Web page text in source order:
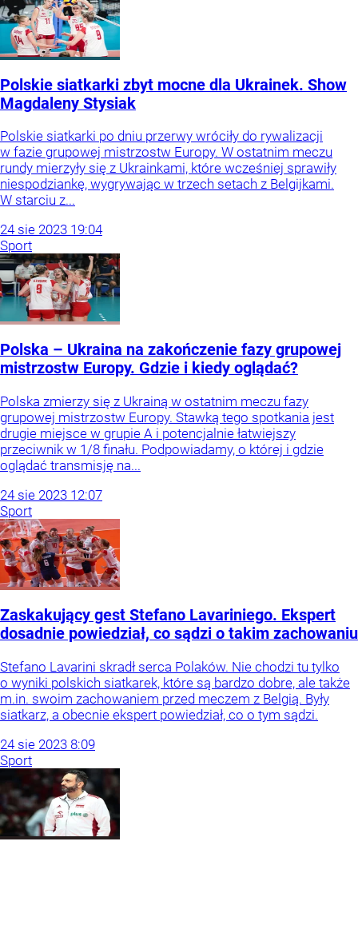
Polskie siatkarki zbyt mocne dla Ukrainek. Show
Magdaleny Stysiak
Polskie siatkarki po dniu przerwy wróciły do rywalizacji
w fazie grupowej mistrzostw Europy. W ostatnim meczu
rundy mierzyły się z Ukrainkami, które wcześniej sprawiły
niespodziankę, wygrywając w trzech setach z Belgijkami.
W starciu z...
24 sie 2023 19:04
Sport
Polska – Ukraina na zakończenie fazy grupowej
mistrzostw Europy. Gdzie i kiedy oglądać?
Polska zmierzy się z Ukrainą w ostatnim meczu fazy
grupowej mistrzostw Europy. Stawką tego spotkania jest
drugie miejsce w grupie A i potencjalnie łatwiejszy
przeciwnik w 1/8 finału. Podpowiadamy, o której i gdzie
oglądać transmisję na...
24 sie 2023 12:07
Sport
Zaskakujący gest Stefano Lavariniego. Ekspert
dosadnie powiedział, co sądzi o takim zachowaniu
Stefano Lavarini skradł serca Polaków. Nie chodzi tu tylko
o wyniki polskich siatkarek, które są bardzo dobre, ale także
m.in. swoim zachowaniem przed meczem z Belgią. Były
siatkarz, a obecnie ekspert powiedział, co o tym sądzi.
24 sie 2023 8:09
Sport